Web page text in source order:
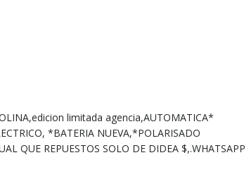
limitada agencia,AUTOMATICA*
*BATERIA NUEVA,*POLARISADO
QUE REPUESTOS SOLO DE DIDEA $,.WHATSAPP